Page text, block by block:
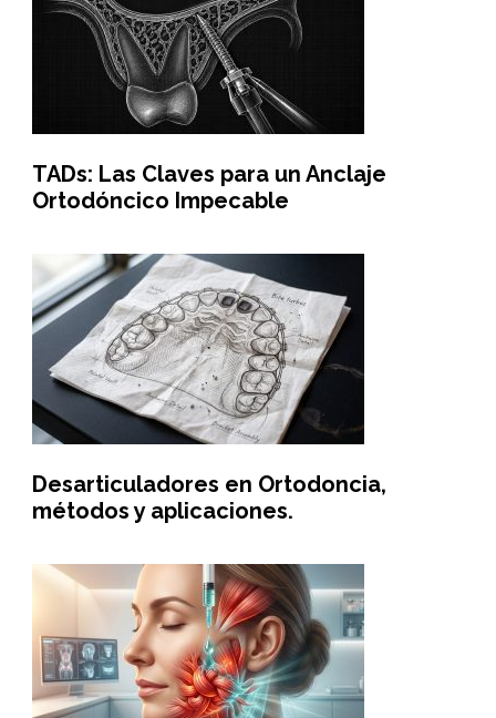
TADs: Las Claves para un Anclaje
Ortodóncico Impecable
Desarticuladores en Ortodoncia,
métodos y aplicaciones.